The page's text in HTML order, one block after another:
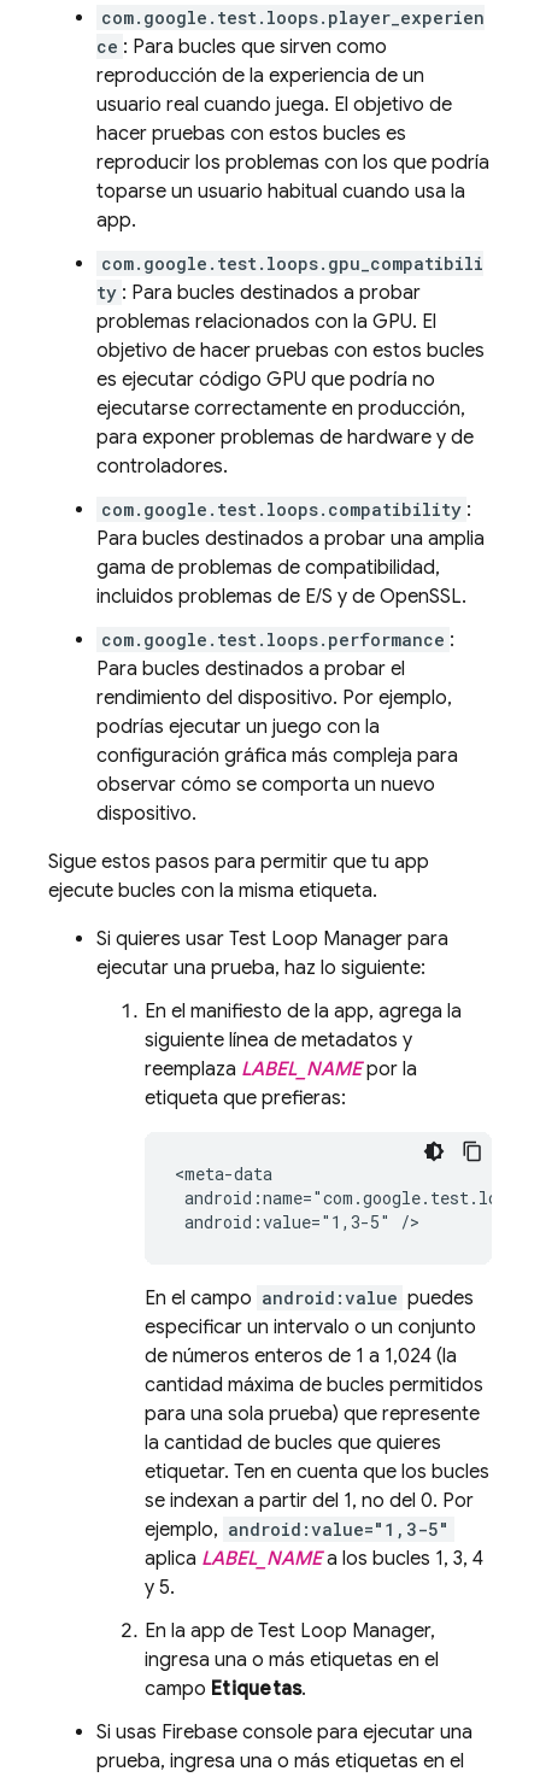
com.google.test.loops.player_experien
ce : Para bucles que sirven como
reproducción de la experiencia de un
usuario real cuando juega. El objetivo de
hacer pruebas con estos bucles es
reproducir los problemas con los que podría
toparse un usuario habitual cuando usa la
app.
com.google.test.loops.gpu_compatibili
ty : Para bucles destinados a probar
problemas relacionados con la GPU. El
objetivo de hacer pruebas con estos bucles
es ejecutar código GPU que podría no
ejecutarse correctamente en producción,
para exponer problemas de hardware y de
controladores.
com.google.test.loops.compatibility :
Para bucles destinados a probar una amplia
gama de problemas de compatibilidad,
incluidos problemas de E/S y de OpenSSL.
com.google.test.loops.performance :
Para bucles destinados a probar el
rendimiento del dispositivo. Por ejemplo,
podrías ejecutar un juego con la
configuración gráfica más compleja para
observar cómo se comporta un nuevo
dispositivo.
Sigue estos pasos para permitir que tu app
ejecute bucles con la misma etiqueta.
Si quieres usar Test Loop Manager para
ejecutar una prueba, haz lo siguiente:
En el manifiesto de la app, agrega la
siguiente línea de metadatos y
reemplaza LABEL_NAMEpor la
etiqueta que prefieras:
<meta-data
android:value="1,3-5" />
En el campo android:value puedes
especificar un intervalo o un conjunto
de números enteros de 1 a 1,024 (la
cantidad máxima de bucles permitidos
para una sola prueba) que represente
la cantidad de bucles que quieres
etiquetar. Ten en cuenta que los bucles
se indexan a partir del 1, no del 0. Por
ejemplo, android:value="1,3-5"
aplica LABEL_NAMEa los bucles 1, 3, 4
y 5.
En la app de Test Loop Manager,
ingresa una o más etiquetas en el
campo Etiquetas.
Si usas Firebase console para ejecutar una
prueba, ingresa una o más etiquetas en el